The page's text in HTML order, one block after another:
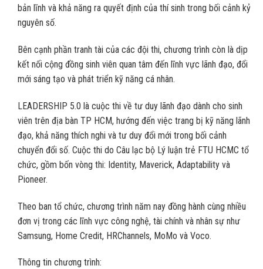
bản lĩnh và khả năng ra quyết định của thí sinh trong bối cảnh kỷ
nguyên số.
Bên cạnh phần tranh tài của các đội thi, chương trình còn là dịp
kết nối cộng đồng sinh viên quan tâm đến lĩnh vực lãnh đạo, đổi
mới sáng tạo và phát triển kỹ năng cá nhân.
LEADERSHIP 5.0 là cuộc thi về tư duy lãnh đạo dành cho sinh
viên trên địa bàn TP HCM, hướng đến việc trang bị kỹ năng lãnh
đạo, khả năng thích nghi và tư duy đổi mới trong bối cảnh
chuyển đổi số. Cuộc thi do Câu lạc bộ Lý luận trẻ FTU HCMC tổ
chức, gồm bốn vòng thi: Identity, Maverick, Adaptability và
Pioneer.
Theo ban tổ chức, chương trình năm nay đồng hành cùng nhiều
đơn vị trong các lĩnh vực công nghệ, tài chính và nhân sự như
Samsung, Home Credit, HRChannels, MoMo và Voco.
Thông tin chương trình: